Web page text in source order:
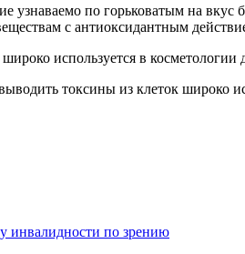
узнаваемо по горьковатым на
с антиоксидантным
используется в
токсины из клеток широко
инвалидности по зрению